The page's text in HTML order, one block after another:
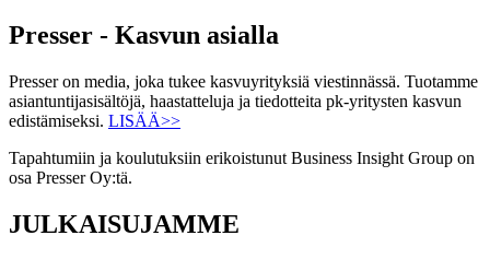
Presser - Kasvun asialla
Presser on media, joka tukee kasvuyrityksiä viestinnässä. Tuotamme
asiantuntijasisältöjä, haastatteluja ja tiedotteita pk-yritysten kasvun
edistämiseksi. LISÄÄ>>
Tapahtumiin ja koulutuksiin erikoistunut Business Insight Group on
osa Presser Oy:tä.
JULKAISUJAMME